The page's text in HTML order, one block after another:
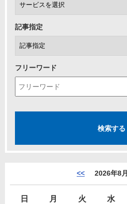
記事指定
フリーワード
<< 2026年8月
日 月 火 水